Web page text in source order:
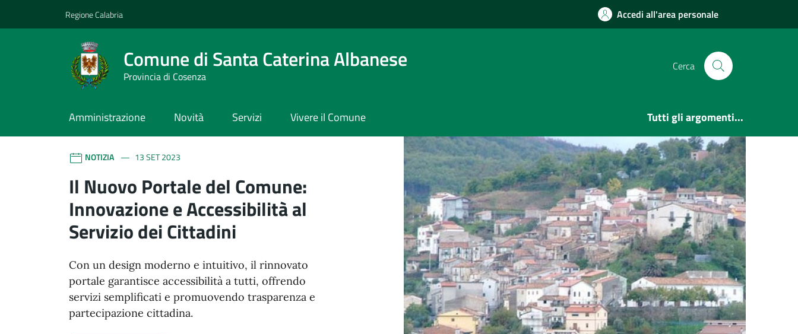
Regione Calabria Accedi all'area personale
Comune di Santa Caterina Albanese
Provincia di Cosenza
Cerca
Amministrazione Novità Servizi Vivere il Comune Tutti gli argomenti...
Comune di Santa Caterina Albanese
Contenuti in evidenza
NOTIZIA 13 SET 2023
Il Nuovo Portale del Comune:
Innovazione e Accessibilità al
Servizio dei Cittadini
Con un design moderno e intuitivo, il rinnovato
portale garantisce accessibilità a tutti, offrendo
servizi semplificati e promuovendo trasparenza e
partecipazione cittadina.